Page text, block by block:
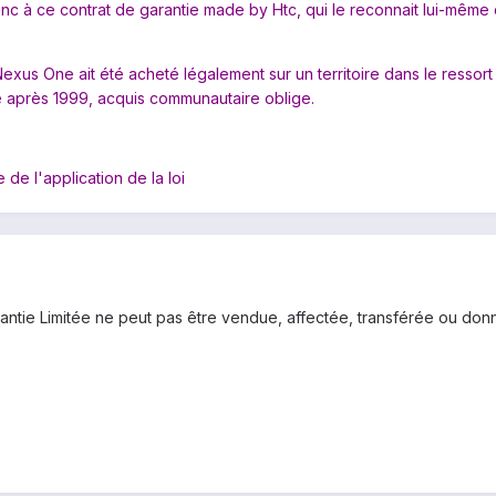
à ce contrat de garantie made by Htc, qui le reconnait lui-
One ait été acheté légalement sur un territoire dans le
1999, acquis communautaire oblige.
de l'application de la loi
Limitée ne peut pas être vendue, affectée, transférée ou